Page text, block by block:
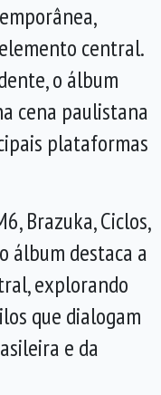
central.
o álbum
cena paulistana
plataformas
Brazuka, Ciclos,
álbum destaca a
explorando
que dialogam
e da